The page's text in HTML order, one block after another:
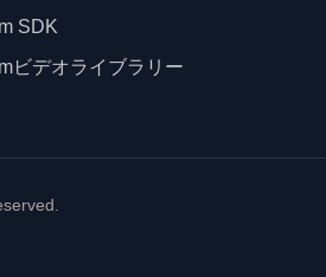
SDK
ビデオライブラリー